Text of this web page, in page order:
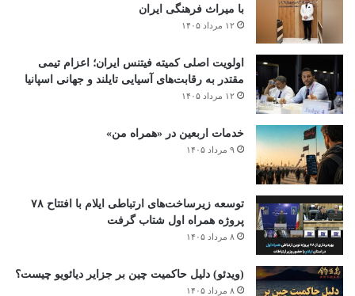
با میراث فرهنگی ایران
۱۲ مرداد ۱۴۰۵
اولویت اصلی کمیته فیتنس ایران؛ اعزام تیمی
مقتدر به رقابت‌های آسیایی تایلند و جهانی اسپانیا
۱۲ مرداد ۱۴۰۵
خدمات اربعین در «همراه من»
۹ مرداد ۱۴۰۵
توسعه زیرساخت‌های ارتباطی ایلام با افتتاح ۷۸
پروژه همراه اول شتاب گرفت
۸ مرداد ۱۴۰۵
(ویدئو) دلیل حاکمیت چین بر جزایر دیائویو چیست؟
۸ مرداد ۱۴۰۵